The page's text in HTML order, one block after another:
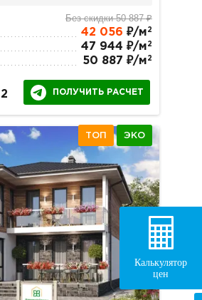
Без скидки 50 887 ₽
42 056 ₽/м 2
47 944 ₽/м 2
50 887 ₽/м 2
2 ПОЛУЧИТЬ РАСЧЕТ
ТОП ЭКО
Калькулятор
цен